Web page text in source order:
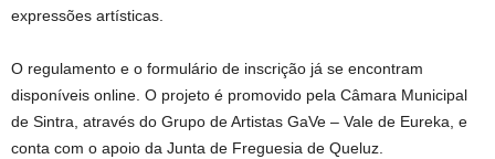
expressões artísticas.
O regulamento e o formulário de inscrição já se encontram
disponíveis online. O projeto é promovido pela Câmara Municipal
de Sintra, através do Grupo de Artistas GaVe – Vale de Eureka, e
conta com o apoio da Junta de Freguesia de Queluz.